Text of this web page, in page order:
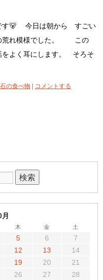
す🐻 今日は朝から すごい
荒れ模様でした。 この
よく耳にします。 そろそ
の食べ物 コメントする
木 金 土
5 6
7
12 13
14
19 20
21
26 27
28